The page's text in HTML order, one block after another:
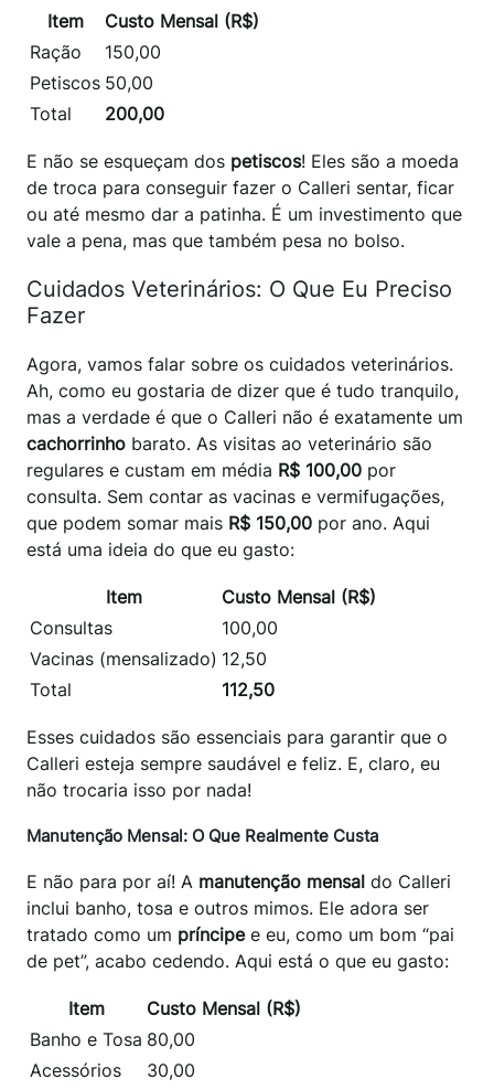
Item
Custo Mensal (R$)
Ração
150,00
Petiscos 50,00
Total
200,00
E não se esqueçam dos petiscos! Eles são a moeda
de troca para conseguir fazer o Calleri sentar, ficar
ou até mesmo dar a patinha. É um investimento que
vale a pena, mas que também pesa no bolso.
Cuidados Veterinários: O Que Eu Preciso
Fazer
Agora, vamos falar sobre os cuidados veterinários.
Ah, como eu gostaria de dizer que é tudo tranquilo,
mas a verdade é que o Calleri não é exatamente um
cachorrinho barato. As visitas ao veterinário são
regulares e custam em média R$ 100,00 por
consulta. Sem contar as vacinas e vermifugações,
que podem somar mais R$ 150,00 por ano. Aqui
está uma ideia do que eu gasto:
Item
Custo Mensal (R$)
Consultas
100,00
Vacinas (mensalizado) 12,50
Total
112,50
Esses cuidados são essenciais para garantir que o
Calleri esteja sempre saudável e feliz. E, claro, eu
não trocaria isso por nada!
Manutenção Mensal: O Que Realmente Custa
E não para por aí! A manutenção mensal do Calleri
inclui banho, tosa e outros mimos. Ele adora ser
tratado como um príncipee eu, como um bom “pai
de pet”, acabo cedendo. Aqui está o que eu gasto:
Item
Custo Mensal (R$)
Banho e Tosa 80,00
Acessórios
30,00